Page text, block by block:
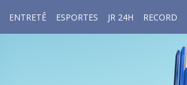
ENTRETÊ ESPORTES JR 24H RECORD